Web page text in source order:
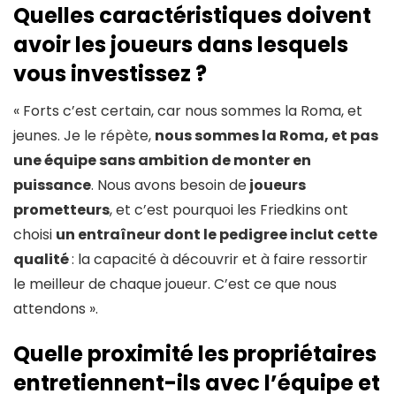
Quelles caractéristiques doivent
avoir les joueurs dans lesquels
vous investissez ?
« Forts c’est certain, car nous sommes la Roma, et
jeunes. Je le répète, nous sommes la Roma, et pas
une équipe sans ambition de monter en
puissance. Nous avons besoin dejoueurs
prometteurs, et c’est pourquoi les Friedkins ont
choisi un entraîneur dont le pedigree inclut cette
qualité: la capacité à découvrir et à faire ressortir
le meilleur de chaque joueur. C’est ce que nous
attendons ».
Quelle proximité les propriétaires
entretiennent-ils avec l’équipe et